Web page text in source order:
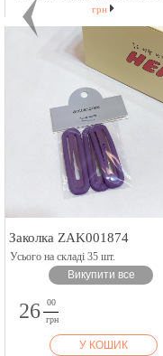
грн
Заколка ZAK001874
Усього на складі 35 шт.
Викупити все
26
00
грн
У КОШИК